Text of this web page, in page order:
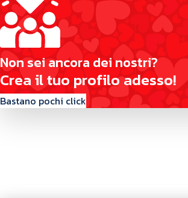
Non sei ancora dei nostri?
Creailtuo profiloadesso!
Bastano pochi click